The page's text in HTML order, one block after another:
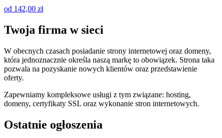
od 142,00 zł
Twoja firma w sieci
W obecnych czasach posiadanie strony internetowej oraz domeny,
która jednoznacznie określa naszą markę to obowiązek. Strona taka
pozwala na pozyskanie nowych klientów oraz przedstawienie
oferty.
Zapewniamy kompleksowe usługi z tym związane: hosting,
domeny, certyfikaty SSL oraz wykonanie stron internetowych.
Ostatnie ogłoszenia